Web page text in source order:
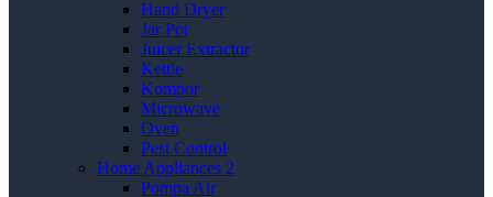
Hand Dryer
Jar Pot
Juicer Extractor
Kettle
Kompor
Microwave
Oven
Pest Control
Home Appliances 2
Pompa Air